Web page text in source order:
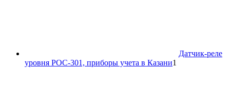
Датчик-реле
уровня РОС-301, приборы учета в Казани1